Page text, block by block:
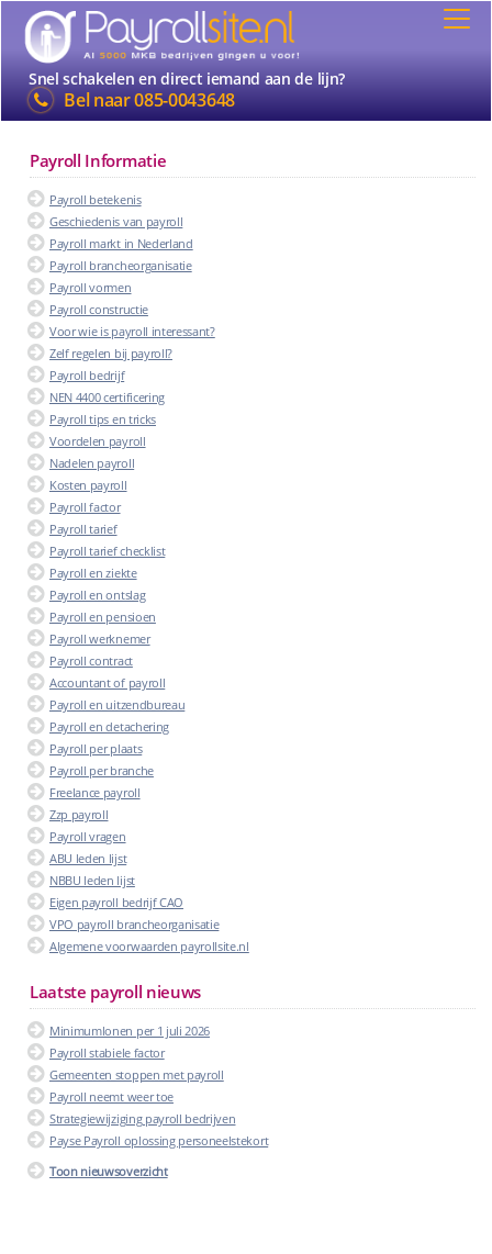
Snel schakelen en direct iemand aan de lijn?
Bel naar085-0043648
Payroll Informatie
Payroll betekenis
Geschiedenis van payroll
Payroll markt in Nederland
Payroll brancheorganisatie
Payroll vormen
Payroll constructie
Voor wie is payroll interessant?
Zelf regelen bij payroll?
Payroll bedrijf
NEN 4400 certificering
Payroll tips en tricks
Voordelen payroll
Nadelen payroll
Kosten payroll
Payroll factor
Payroll tarief
Payroll tarief checklist
Payroll en ziekte
Payroll en ontslag
Payroll en pensioen
Payroll werknemer
Payroll contract
Accountant of payroll
Payroll en uitzendbureau
Payroll en detachering
Payroll per plaats
Payroll per branche
Freelance payroll
Zzp payroll
Payroll vragen
ABU leden lijst
NBBU leden lijst
Eigen payroll bedrijf CAO
VPO payroll brancheorganisatie
Algemene voorwaarden payrollsite.nl
Laatste payroll nieuws
Minimumlonen per 1 juli 2026
Payroll stabiele factor
Gemeenten stoppen met payroll
Payroll neemt weer toe
Strategiewijziging payroll bedrijven
Payse Payroll oplossing personeelstekort
Toon nieuwsoverzicht